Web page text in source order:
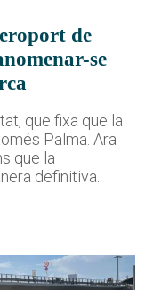
de
se
que fixa que la
Palma. Ara
que la
definitiva.